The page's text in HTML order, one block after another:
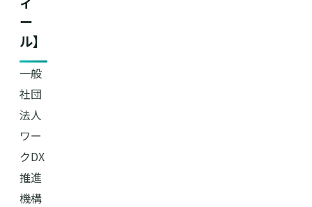
ー
ル】
⼀般
社団
法⼈
ワー
クDX
推進
機構